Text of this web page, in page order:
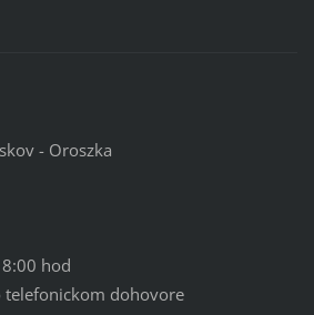
- Oroszka
hod
telefonickom dohovore